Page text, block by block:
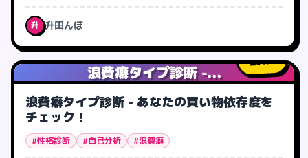
升 升田んぼ
浪費癖タイプ診断 -...
1人
浪費癖タイプ診断 - あなたの買い物依存度を
チェック！
#性格診断 #自己分析 #浪費癖